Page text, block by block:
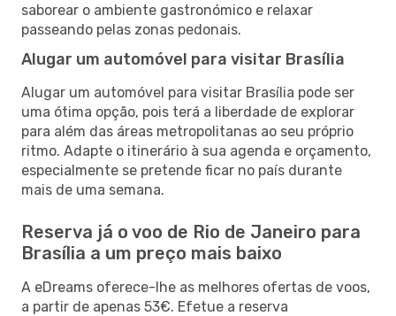
saborear o ambiente gastronómico e relaxar
passeando pelas zonas pedonais.
Alugar um automóvel para visitar Brasília
Alugar um automóvel para visitar Brasília pode ser
uma ótima opção, pois terá a liberdade de explorar
para além das áreas metropolitanas ao seu próprio
ritmo. Adapte o itinerário à sua agenda e orçamento,
especialmente se pretende ficar no país durante
mais de uma semana.
Reserva já o voo de Rio de Janeiro para
Brasília a um preço mais baixo
A eDreams oferece-lhe as melhores ofertas de voos,
a partir de apenas 53€. Efetue a reserva